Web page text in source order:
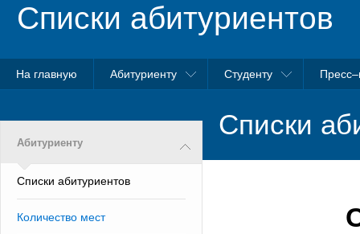
Списки абитуриентов
На главную Абитуриенту Студенту
Абитуриенту
Списки абитуриентов
Количество мест
Списки